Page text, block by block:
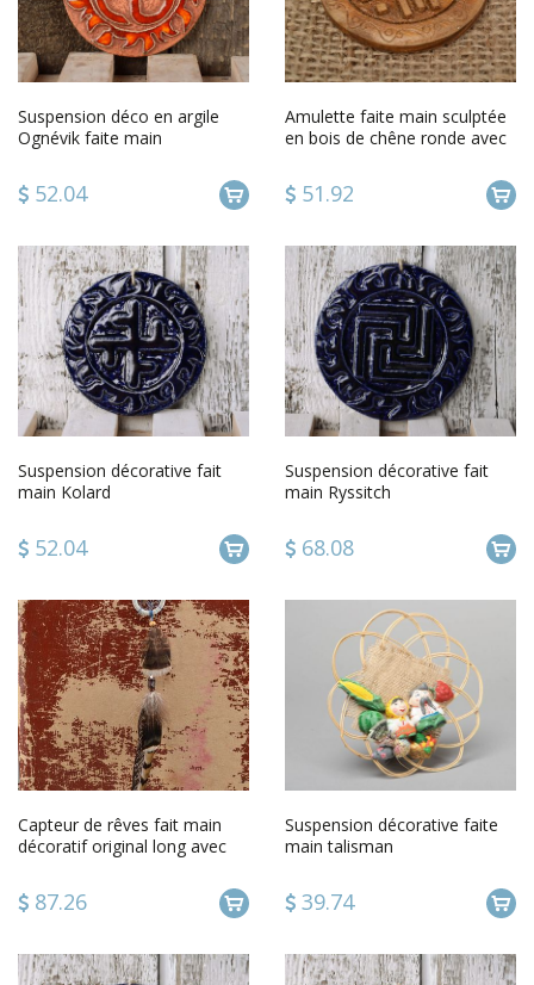
Suspension déco en argile
Ognévik faite main
52.04
Amulette faite main sculptée
en bois de chêne ronde avec
51.92
Suspension décorative fait
main Kolard
52.04
Suspension décorative fait
main Ryssitch
68.08
Capteur de rêves fait main
décoratif original long avec
87.26
Suspension décorative faite
main talisman
39.74